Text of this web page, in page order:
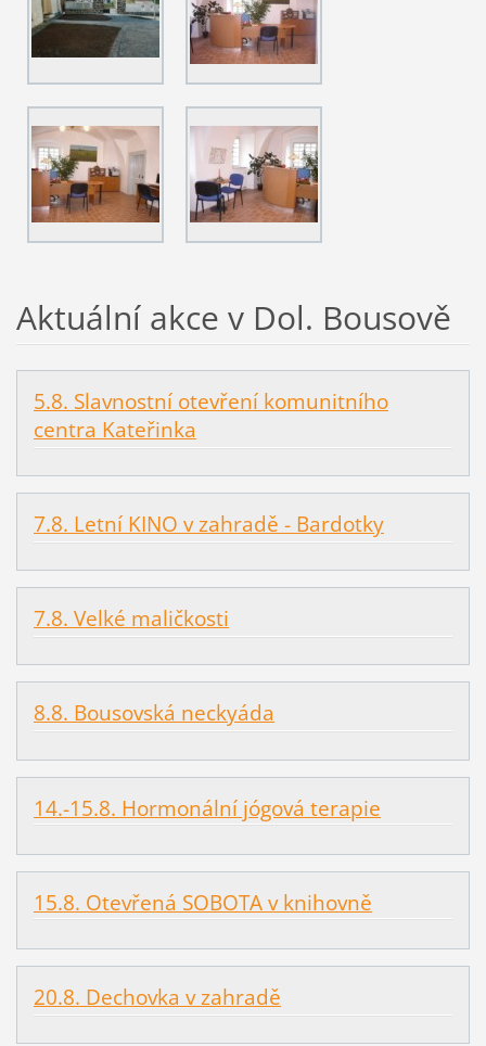
Aktuální akce v Dol. Bousově
5.8. Slavnostní otevření komunitního
centra Kateřinka
7.8. Letní KINO v zahradě - Bardotky
7.8. Velké maličkosti
8.8. Bousovská neckyáda
14.-15.8. Hormonální jógová terapie
15.8. Otevřená SOBOTA v knihovně
20.8. Dechovka v zahradě